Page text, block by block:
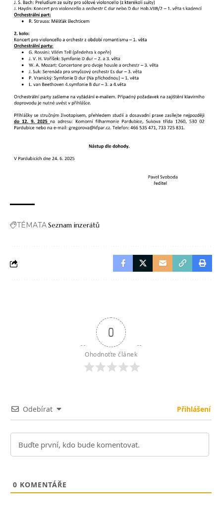
TÉMATASeznam inzerátů
0
Ohodnoťte článek
Odebírat Přihlášení
0 KOMENTÁŘE